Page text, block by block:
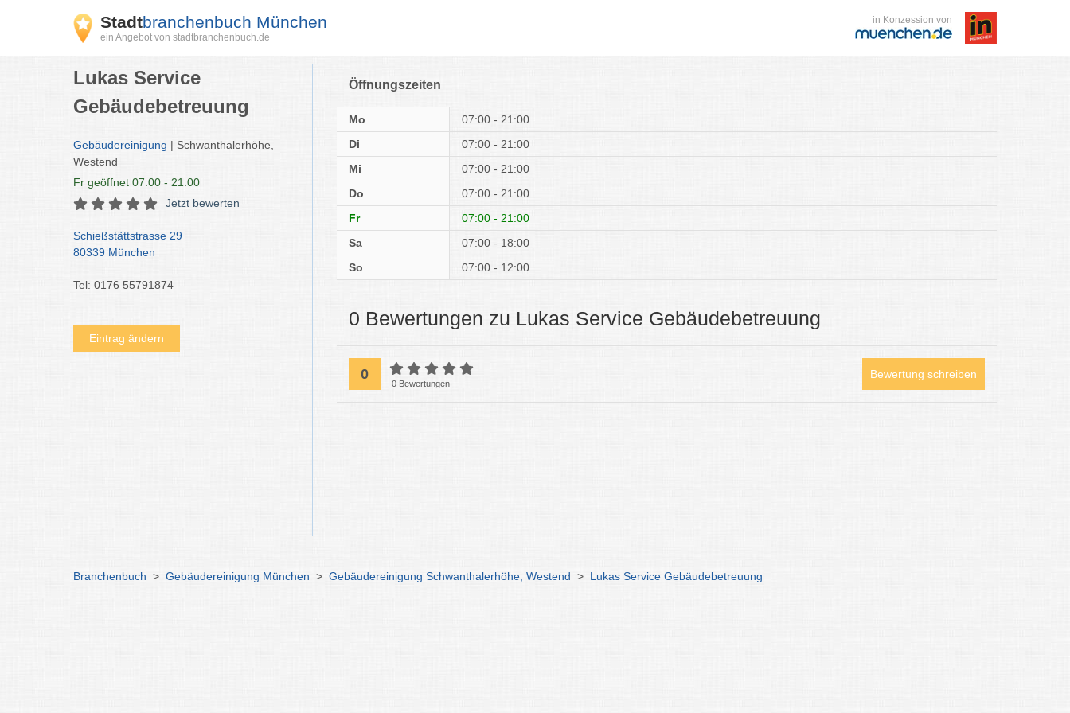
Stadtbranchenbuch München
ein Angebot von stadtbranchenbuch.de
in Konzession von
Lukas Service
Gebäudebetreuung
Gebäudereinigung | Schwanthalerhöhe,
Westend
Fr geöffnet 07:00 - 21:00
Jetzt bewerten
Schießstättstrasse 29
80339 München
Tel: 0176 55791874
Eintrag ändern
Öffnungszeiten
Mo
07:00 - 21:00
Di
07:00 - 21:00
Mi
07:00 - 21:00
Do
07:00 - 21:00
Fr
07:00 - 21:00
Sa
07:00 - 18:00
So
07:00 - 12:00
0 Bewertungen zu Lukas Service Gebäudebetreuung
0
0 Bewertungen
Bewertung schreiben
Branchenbuch > Gebäudereinigung München > Gebäudereinigung Schwanthalerhöhe, Westend > Lukas Service Gebäudebetreuung